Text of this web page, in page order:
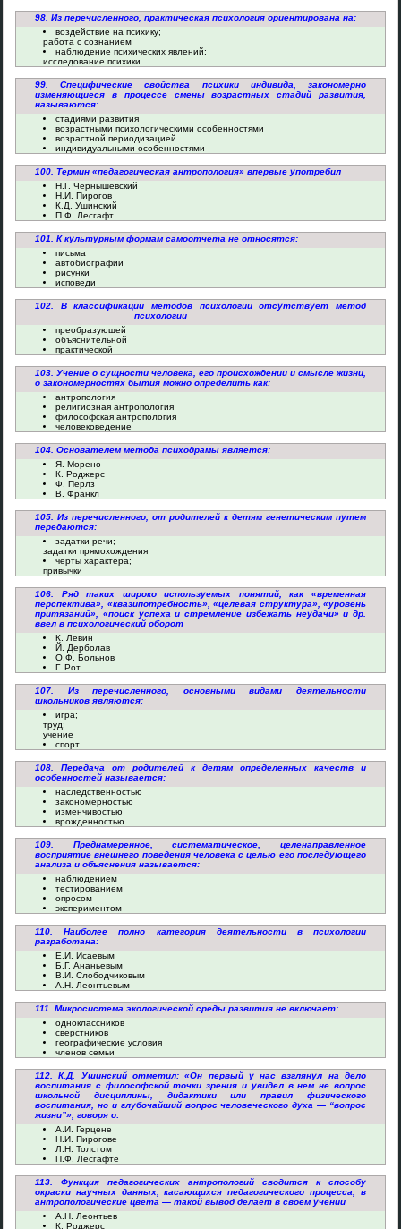
98. Из перечисленного, практическая психология ориентирована на:
воздействие на психику;
работа с сознанием
наблюдение психических явлений;
исследование психики
99. Специфические свойства психики индивида, закономерно
изменяющиеся в процессе смены возрастных стадий развития,
называются:
стадиями развития
возрастными психологическими особенностями
возрастной периодизацией
индивидуальными особенностями
100. Термин «педагогическая антропология» впервые употребил
Н.Г. Чернышевский
Н.И. Пирогов
К.Д. Ушинский
П.Ф. Лесгафт
101. К культурным формам самоотчета не относятся:
письма
автобиографии
рисунки
исповеди
102. В классификации методов психологии отсутствует метод
__________________ психологии
преобразующей
объяснительной
практической
103. Учение о сущности человека, его происхождении и смысле жизни,
о закономерностях бытия можно определить как:
антропология
религиозная антропология
философская антропология
человековедение
104. Основателем метода психодрамы является:
Я. Морено
К. Роджерс
Ф. Перлз
В. Франкл
105. Из перечисленного, от родителей к детям генетическим путем
передаются:
задатки речи;
задатки прямохождения
черты характера;
привычки
106. Ряд таких широко используемых понятий, как «временная
перспектива», «квазипотребность», «целевая структура», «уровень
притязаний», «поиск успеха и стремление избежать неудачи» и др.
ввел в психологический оборот
К. Левин
Й. Дерболав
О.Ф. Больнов
Г. Рот
107. Из перечисленного, основными видами деятельности
школьников являются:
игра;
труд;
учение
спорт
108. Передача от родителей к детям определенных качеств и
особенностей называется:
наследственностью
закономерностью
изменчивостью
врожденностью
109. Преднамеренное, систематическое, целенаправленное
восприятие внешнего поведения человека с целью его последующего
анализа и объяснения называется:
наблюдением
тестированием
опросом
экспериментом
110. Наиболее полно категория деятельности в психологии
разработана:
Е.И. Исаевым
Б.Г. Ананьевым
В.И. Слободчиковым
А.Н. Леонтьевым
111. Микросистема экологической среды развития не включает:
одноклассников
сверстников
географические условия
членов семьи
112. К.Д. Ушинский отметил: «Он первый у нас взглянул на дело
воспитания с философской точки зрения и увидел в нем не вопрос
школьной дисциплины, дидактики или правил физического
воспитания, но и глубочайший вопрос человеческого духа — “вопрос
жизни”», говоря о:
А.И. Герцене
Н.И. Пирогове
Л.Н. Толстом
П.Ф. Лесгафте
113. Функция педагогических антропологий сводится к способу
окраски научных данных, касающихся педагогического процесса, в
антропологические цвета — такой вывод делает в своем учении
А.Н. Леонтьев
К. Роджерс